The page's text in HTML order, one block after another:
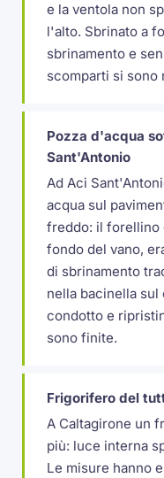
e la ventola non
l'alto. Sbrinato a
sbrinamento e
scomparti si sono
Pozza d'acqua
Sant'Antonio
Ad Aci
acqua sul
freddo: il forellino
fondo del vano,
di sbrinamento
nella bacinella
condotto e
sono finite.
Frigorifero del
A Caltagirone un
più: luce interna
Le misure hanno